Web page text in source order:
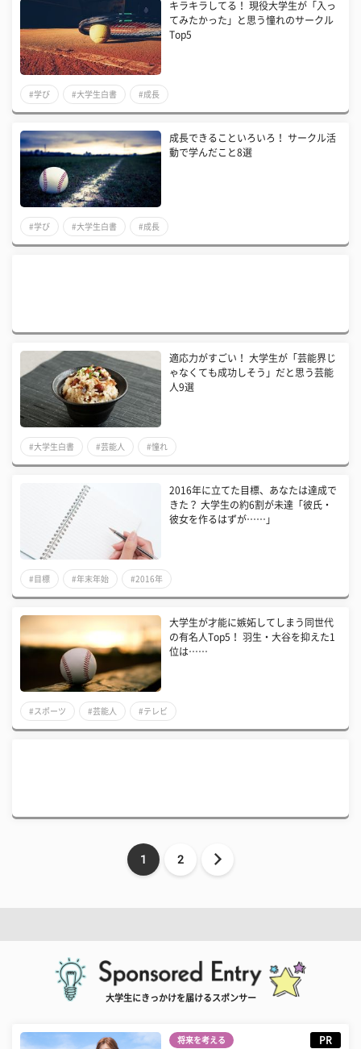
キラキラしてる！ 現役大学生が「入っ
てみたかった」と思う憧れのサークル
Top5
#学び #大学生白書 #成長
成長できることいろいろ！ サークル活
動で学んだこと8選
#学び #大学生白書 #成長
適応力がすごい！ 大学生が「芸能界じ
ゃなくても成功しそう」だと思う芸能
人9選
#大学生白書 #芸能人 #憧れ
2016年に立てた目標、あなたは達成で
きた？ 大学生の約6割が未達「彼氏・
彼女を作るはずが……」
#目標 #年末年始 #2016年
大学生が才能に嫉妬してしまう同世代
の有名人Top5！ 羽生・大谷を抑えた1
位は……
#スポーツ #芸能人 #テレビ
1 2
大学生にきっかけを届けるスポンサー
将来を考える PR